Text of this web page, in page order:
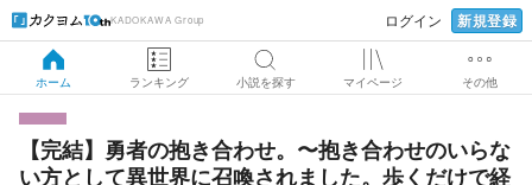
KADOKAWA Group ログイン 新規登録
ホーム ランキング 小説を探す マイページ その他
【完結】勇者の抱き合わせ。〜抱き合わせのいらな
い方として異世界に召喚されました。歩くだけで経